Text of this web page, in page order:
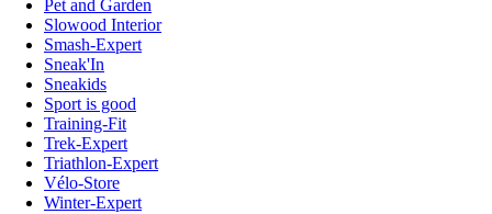
Pet and Garden
Slowood Interior
Smash-Expert
Sneak'In
Sneakids
Sport is good
Training-Fit
Trek-Expert
Triathlon-Expert
Vélo-Store
Winter-Expert